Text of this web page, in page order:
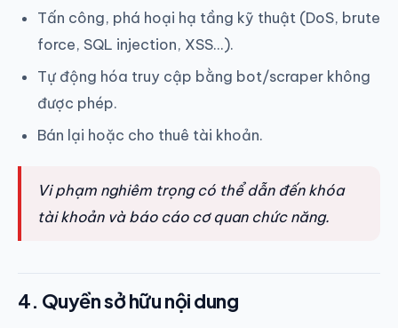
Tấn công, phá hoại hạ tầng kỹ thuật (DoS, brute
force, SQL injection, XSS...).
Tự động hóa truy cập bằng bot/scraper không
được phép.
Bán lại hoặc cho thuê tài khoản.
Vi phạm nghiêm trọng có thể dẫn đến khóa
tài khoản và báo cáo cơ quan chức năng.
4. Quyền sở hữu nội dung